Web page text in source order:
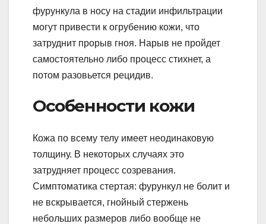
фурункула в носу на стадии инфильтрации
могут привести к огрубению кожи, что
затруднит прорыв гноя. Нарыв не пройдет
самостоятельно либо процесс стихнет, а
потом разовьется рецидив.
Особенности кожи
Кожа по всему телу имеет неодинаковую
толщину. В некоторых случаях это
затрудняет процесс созревания.
Симптоматика стертая: фурункул не болит и
не вскрывается, гнойный стержень
небольших размеров либо вообще не